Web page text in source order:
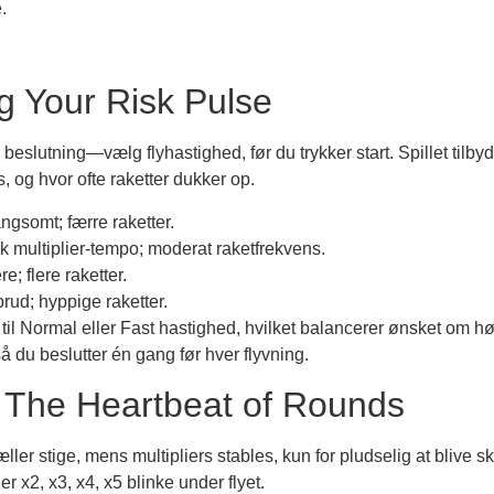
Your Risk Pulse
flyhastighed, før du trykker start. Spillet
og hvor ofte raketter dukker op.
færre raketter.
multiplier‑tempo; moderat raketfrekvens.
flere raketter.
hyppige raketter.
Normal eller Fast hastighed, hvilket balancerer ønsket om
du beslutter én gang før hver flyvning.
Heartbeat of Rounds
stige, mens multipliers stables, kun for pludselig at blive
x2, x3, x4, x5 blinke under flyet.